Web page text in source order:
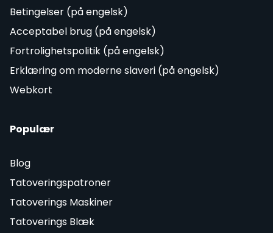
Betingelser (på engelsk)
Acceptabel brug (på engelsk)
Fortrolighetspolitik (på engelsk)
Erklæring om moderne slaveri (på engelsk)
Webkort
Populær
Blog
Tatoveringspatroner
Tatoverings Maskiner
Tatoverings Blæk